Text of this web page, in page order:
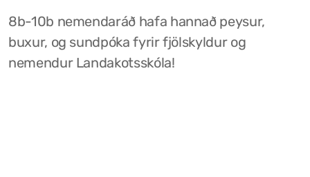
8b-10b nemendaráð hafa hannað peysur,
buxur, og sundpóka fyrir fjölskyldur og
nemendur Landakotsskóla!